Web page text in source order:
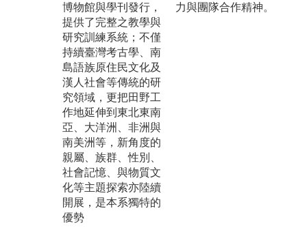
博物館與學刊發行，
提供了完整之教學與
研究訓練系統；不僅
持續臺灣考古學、南
島語族原住民文化及
漢人社會等傳統的研
究領域，更把田野工
作地延伸到東北東南
亞、大洋洲、非洲與
南美洲等，新角度的
親屬、族群、性別、
社會記憶、與物質文
化等主題探索亦陸續
開展，是本系獨特的
優勢
力與團隊合作精神。